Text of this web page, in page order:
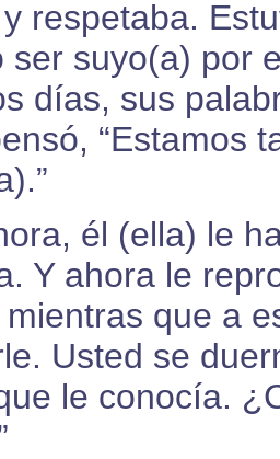
respetaba.
ser suyo(a) por
días, sus
“Estamos
él (ella) le
Y ahora le
que a
Usted se
le conocía.